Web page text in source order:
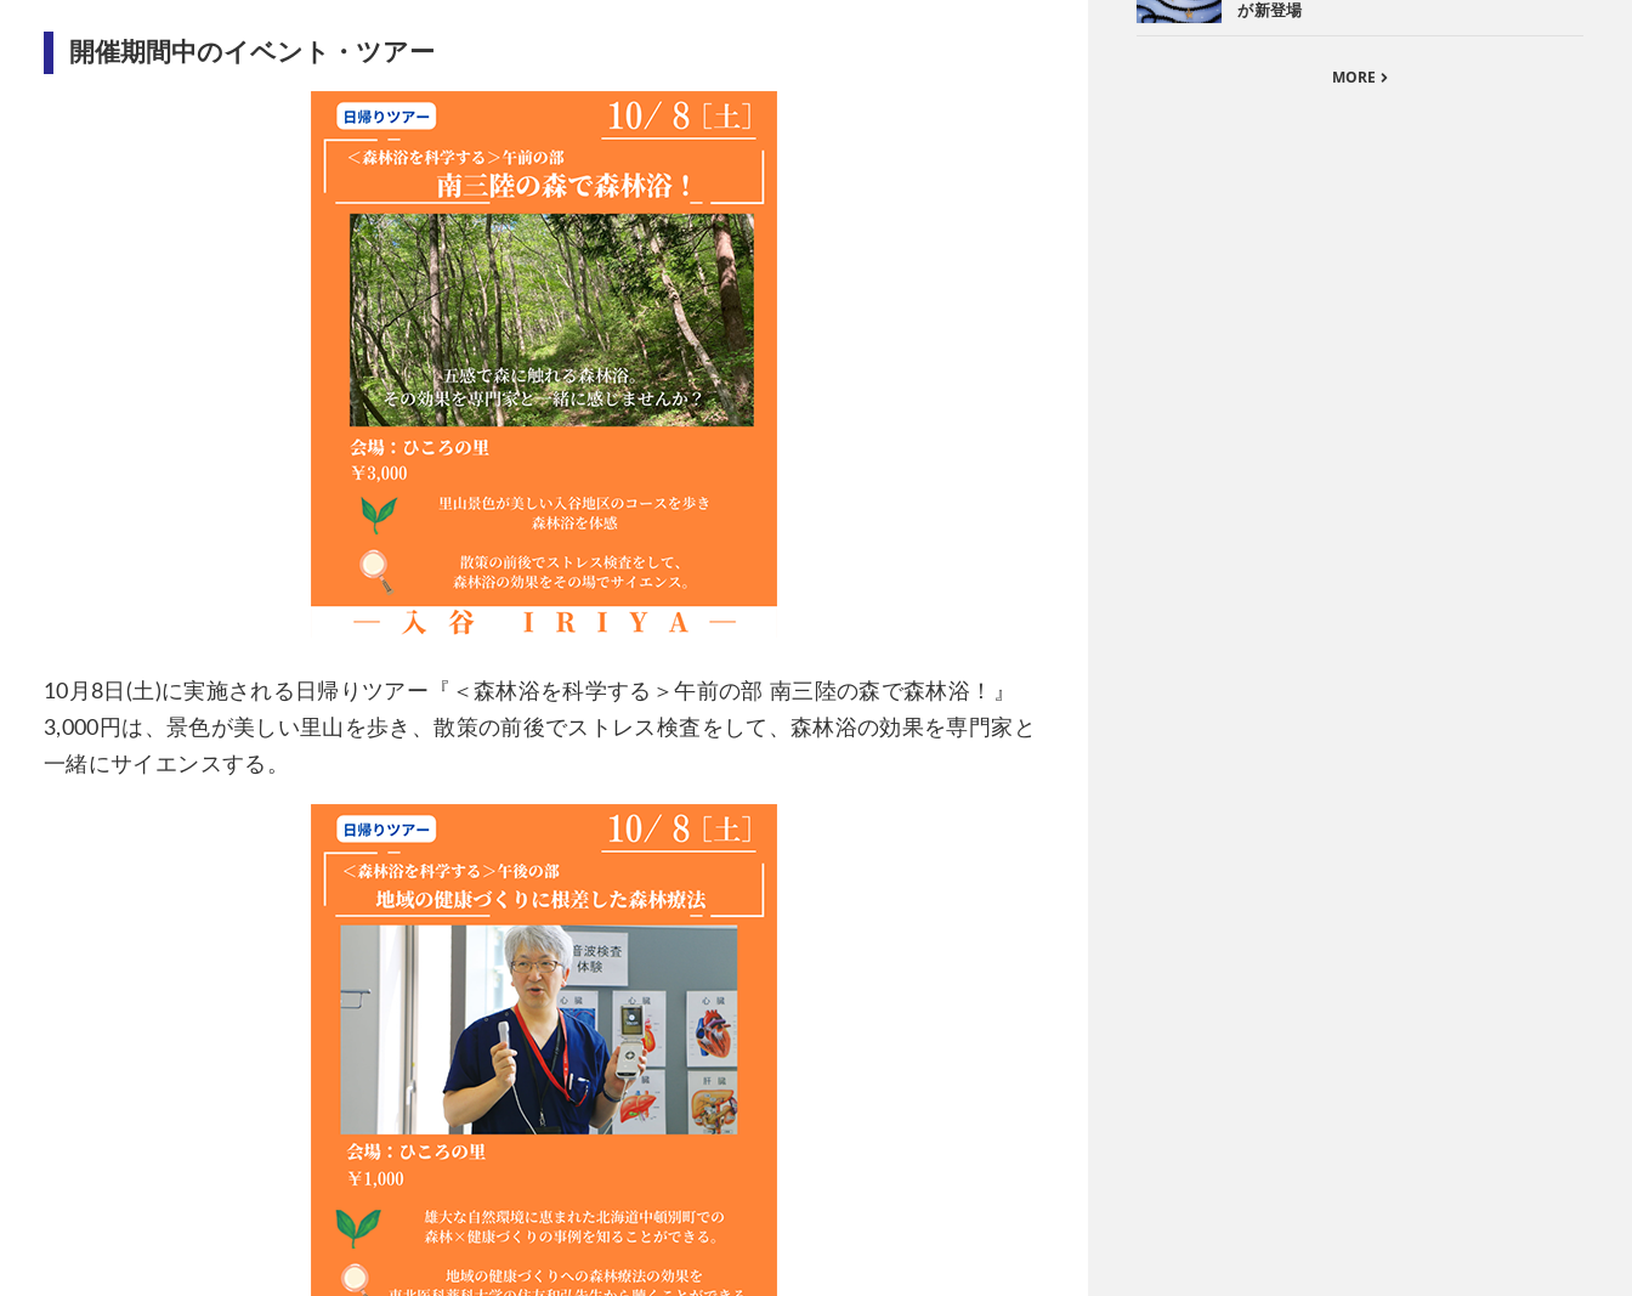
開催期間中のイベント・ツアー
10月8日(土)に実施される日帰りツアー『＜森林浴を科学する＞午前の部 南三陸の森で森林浴！』
3,000円は、景色が美しい里山を歩き、散策の前後でストレス検査をして、森林浴の効果を専門家と
一緒にサイエンスする。
が新登場
MORE